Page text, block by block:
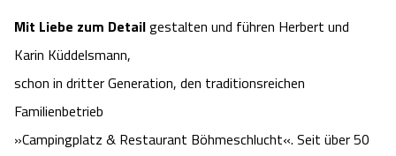
Camping
Reiten
Kutschen
Wildpark Lüneburger Heide
Wildpark Schwarze Berge
Veranstaltungen
Shopping Celle
Kulinarisches Celle
Unterkünfte Celle
Mit Liebe zum Detailgestalten und führen Herbert und
Karin Küddelsmann,
schon in dritter Generation, den traditionsreichen
Familienbetrieb
»Campingplatz & Restaurant Böhmeschlucht«. Seit über 50